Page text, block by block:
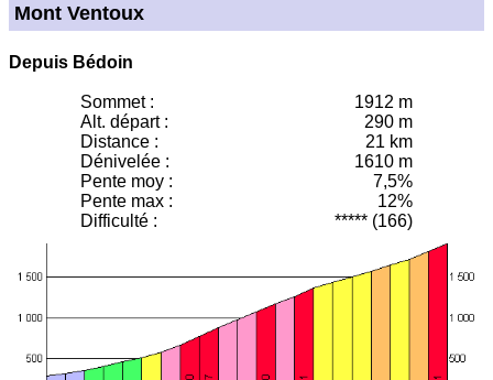
Mont Ventoux
Depuis Bédoin
Sommet :
Alt. départ :
Distance :
Dénivelée :
1912 m
290 m
21 km
1610 m
Pente moy:
Pente max :
Difficulté :
7,5%
12%
***** (166)